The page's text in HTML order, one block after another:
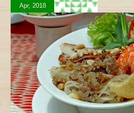
Apr, 2018